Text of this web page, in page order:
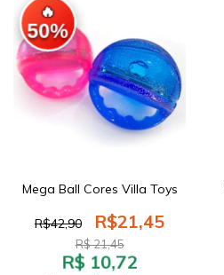
🔥
50%
Mega Ball Cores Villa Toys
R$42,90 R$21,45
R$ 21,45
R$ 10,72